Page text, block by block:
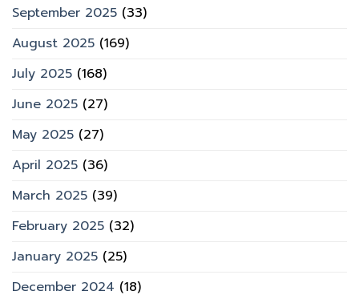
September 2025 (33)
August 2025 (169)
July 2025 (168)
June 2025 (27)
May 2025 (27)
April 2025 (36)
March 2025 (39)
February 2025 (32)
January 2025 (25)
December 2024 (18)